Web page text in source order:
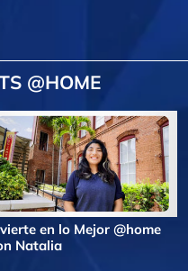
@HOME
en lo Mejor @home
Natalia